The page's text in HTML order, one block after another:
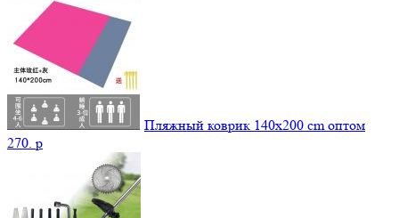
Пляжный коврик 140х200 cm оптом
270. p